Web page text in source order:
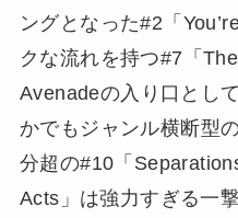
ングとなった#2「
クな流れを持つ#7「
Avenadeの入り口とし
かでもジャンル横断型
分超の#10「
Acts」は強力すぎる一撃